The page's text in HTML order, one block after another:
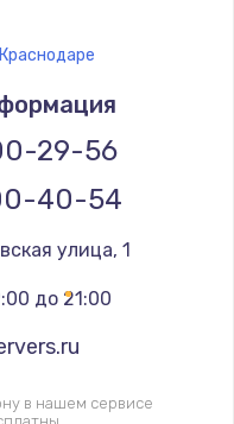
29-56
40-54
улица, 1
до 21:00
в нашем сервисе